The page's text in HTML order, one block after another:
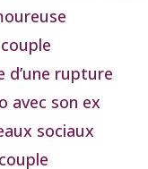
d’une rupture
avec son ex
sociaux